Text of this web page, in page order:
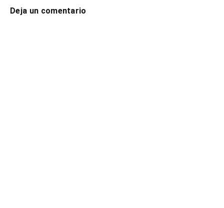
Deja un comentario